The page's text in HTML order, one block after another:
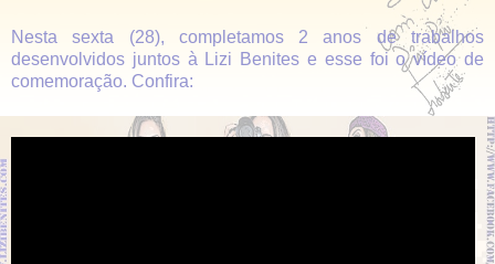
Nesta sexta (28), completamos 2 anos de trabalhos
desenvolvidos juntos à Lizi Benites e esse foi o vídeo de
comemoração. Confira: